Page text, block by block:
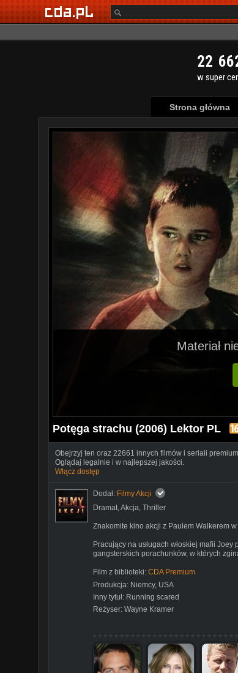
22 66
w super
Strona główna
Materiał
Potęga strachu (2006) Lektor PL
Obejrzyj ten oraz 22661 innych filmów i seriali
Oglądaj legalnie i w najlepszej jakości.
Włącz dostęp
Dodał: Filmy Akcji
Dramat,Akcja, Thriller
Znakomite kino akcji z Paulem Walkerem w
Pracujący na usługach włoskiej mafii
gangsterskich porachunków, w których
Film z biblioteki: CDA Premium
Produkcja: Niemcy, USA
Inny tytuł: Running scared
Reżyser: Wayne Kramer